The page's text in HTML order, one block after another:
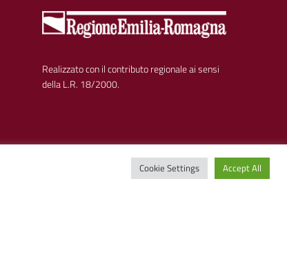
Realizzato con il contributo regionale ai sensi
della L.R. 18/2000.
Cookie Settings Accept All